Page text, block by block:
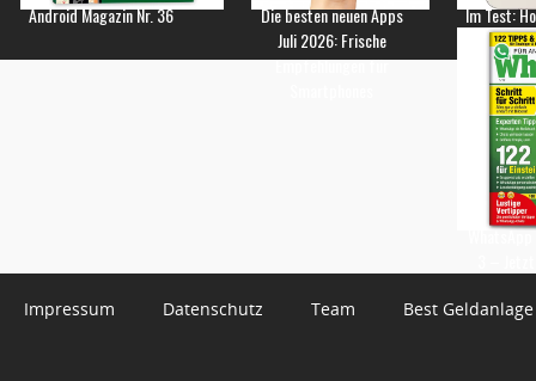
Android Magazin Nr. 36
Die besten neuen Apps
Juli 2026: Frische
Empfehlungen für
Im Test:
Impressum Datenschutz Team Best Geldanlage